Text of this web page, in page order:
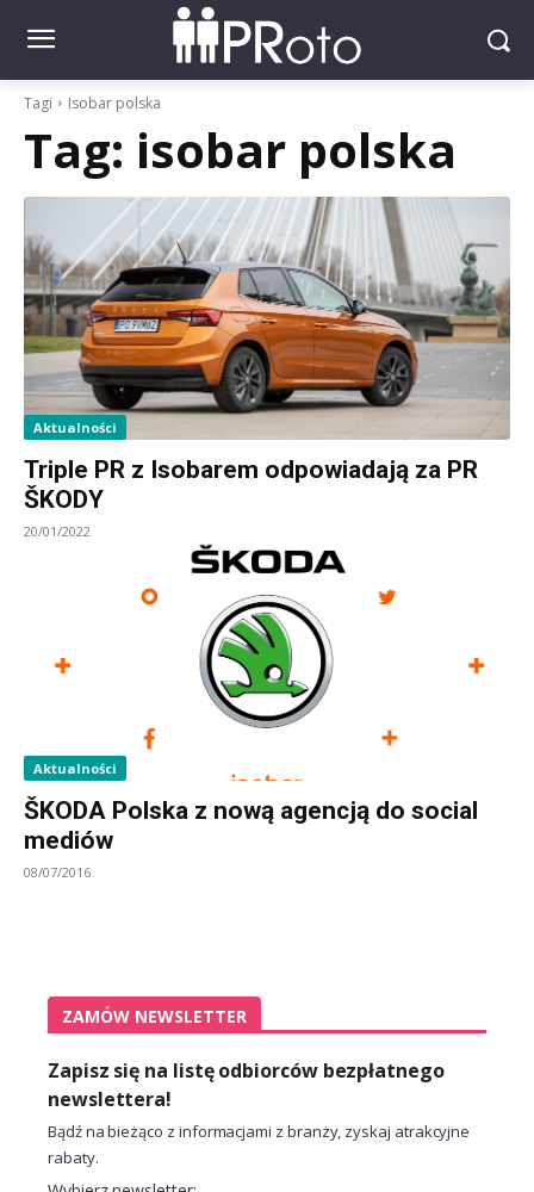
Tagi Isobar polska
Tag: isobar polska
Aktualności
Triple PR z Isobarem odpowiadają za PR
ŠKODY
20/01/2022
Aktualności
ŠKODA Polska z nową agencją do social
mediów
08/07/2016
ZAMÓW NEWSLETTER
Zapisz się na listę odbiorców bezpłatnego
newslettera!
Bądź na bieżąco z informacjami z branży, zyskaj atrakcyjne
rabaty.